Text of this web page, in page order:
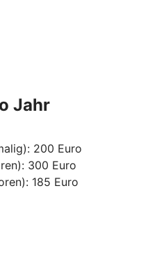
Jahr
200 Euro
300 Euro
185 Euro